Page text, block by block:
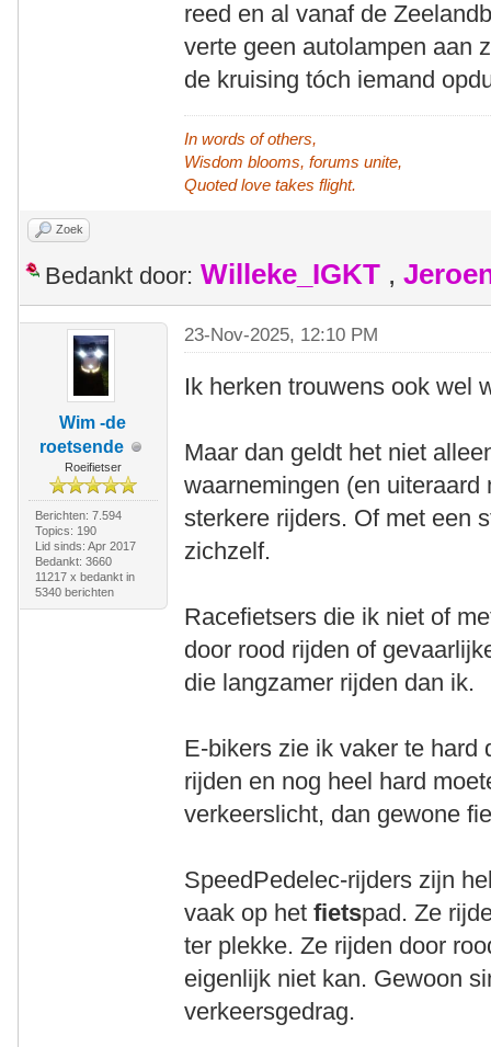
reed en al vanaf de
verte geen autolampen aan
de kruising tóch iemand
In words of others,
Wisdom blooms, forums unite,
Quoted love takes flight.
Zoek
Bedankt door: Willeke_IGKT ,
Wim -de
roetsende
Roeifietser
Berichten: 7.594
Topics: 190
Lid sinds: Apr 2017
Bedankt: 3660
11217 x bedankt in
5340 berichten
23-Nov-2025, 12:10 PM
Ik herken trouwens ook wel
Maar dan geldt het niet
waarnemingen (en
sterkere rijders. Of met een
zichzelf.
Racefietsers die ik niet of
door rood rijden of
die langzamer rijden dan ik.
E-bikers zie ik vaker te hard
rijden en nog heel hard
verkeerslicht, dan gewone
SpeedPedelec-rijders zijn
vaak op hetfietspad. Ze
ter plekke. Ze rijden door
eigenlijk niet kan. Gewoon
verkeersgedrag.